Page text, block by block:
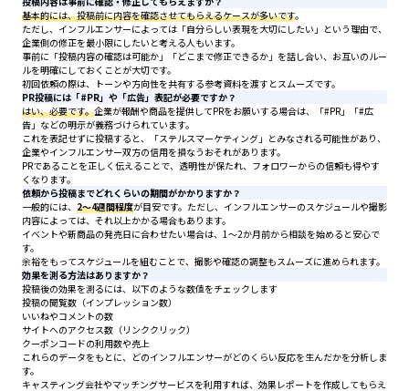
基本的には、投稿前に内容を確認させてもらえるケースが多いです。
ただし、インフルエンサーによっては「自分らしい表現を大切にしたい」という理由で、
企業側の修正を最小限にしたいと考える人もいます。
事前に「投稿内容の確認は可能か」「どこまで修正できるか」を話し合い、お互いのルー
ルを明確にしておくことが大切です。
初回依頼の際は、トーンや方向性を共有する参考資料を渡すとスムーズです。
PR投稿には「#PR」や「広告」表記が必要ですか？
はい、必要です。企業が報酬や商品を提供してPRをお願いする場合は、「#PR」「#広
告」などの明示が義務づけられています。
これを表記せずに投稿すると、「ステルスマーケティング」とみなされる可能性があり、
企業やインフルエンサー双方の信用を損なうおそれがあります。
PRであることを正しく伝えることで、透明性が保たれ、フォロワーからの信頼も得やす
くなります。
依頼から投稿までどれくらいの期間がかかりますか？
一般的には、 2〜4週間程度が目安です。ただし、インフルエンサーのスケジュールや撮影
内容によっては、それ以上かかる場合もあります。
イベントや新商品の発売日に合わせたい場合は、1〜2か月前から相談を始めると安心で
す。
余裕をもってスケジュールを組むことで、撮影や確認の調整もスムーズに進められます。
効果を測る方法はありますか？
投稿後の効果を測るには、以下のような数値をチェックします
投稿の閲覧数（インプレッション数）
いいねやコメントの数
サイトへのアクセス数（リンククリック）
クーポンコードの利用数や売上
これらのデータをもとに、どのインフルエンサーがどのくらい反応を生んだかを分析しま
す。
キャスティング会社やマッチングサービスを利用すれば、効果レポートを作成してもらえ